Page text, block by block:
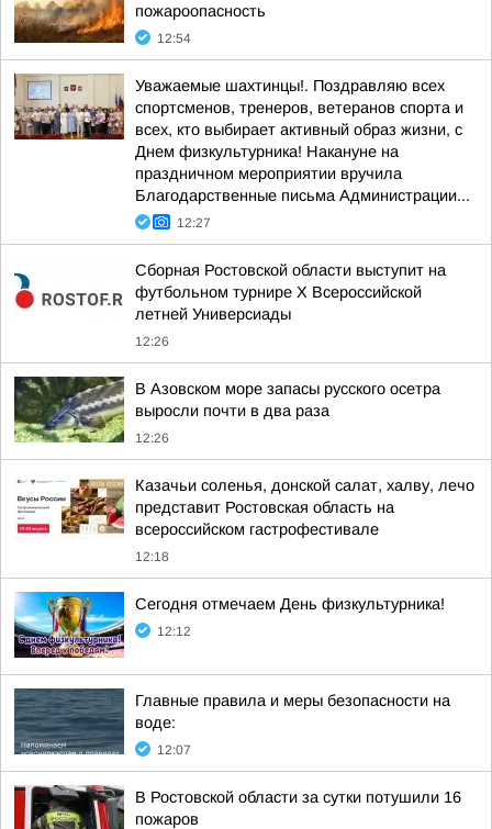
пожароопасность
12:54
Уважаемые шахтинцы!. Поздравляю всех
спортсменов, тренеров, ветеранов спорта и
всех, кто выбирает активный образ жизни, с
Днем физкультурника! Накануне на
праздничном мероприятии вручила
Благодарственные письма Администрации...
12:27
Сборная Ростовской области выступит на
футбольном турнире X Всероссийской
летней Универсиады
12:26
В Азовском море запасы русского осетра
выросли почти в два раза
12:26
Казачьи соленья, донской салат, халву, лечо
представит Ростовская область на
всероссийском гастрофестивале
12:18
Сегодня отмечаем День физкультурника!
12:12
Главные правила и меры безопасности на
воде:
12:07
В Ростовской области за сутки потушили 16
пожаров